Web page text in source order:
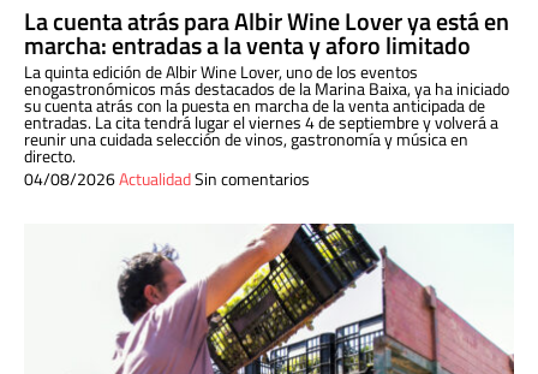
La cuenta atrás para Albir Wine Lover ya está en
marcha: entradas a la venta y aforo limitado
La quinta edición de Albir Wine Lover, uno de los eventos
enogastronómicos más destacados de la Marina Baixa, ya ha iniciado
su cuenta atrás con la puesta en marcha de la venta anticipada de
entradas. La cita tendrá lugar el viernes 4 de septiembre y volverá a
reunir una cuidada selección de vinos, gastronomía y música en
directo.
04/08/2026ActualidadSin comentarios